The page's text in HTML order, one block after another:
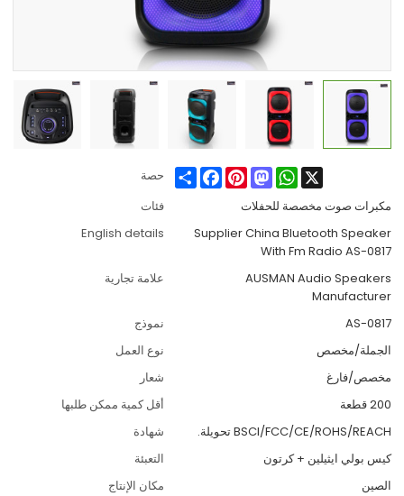
حصةShare
FacebookPinterest
Mastodon
WhatsApp
X
فئات
مكبرات صوت مخصصة للحفلات
English details
Supplier China Bluetooth Speaker
With Fm Radio AS-0817
علامة تجارية
AUSMAN Audio Speakers
Manufacturer
نموذج
AS-0817
نوع العمل
الجملة/مخصص
شعار
مخصص/فارغ
أقل كمية ممكن طلبها
200 قطعة
شهادة
BSCI/FCC/CE/ROHS/REACH تحويلة.
التعبئة
كيس بولي ايثيلين + كرتون
مكان الإنتاج
الصين